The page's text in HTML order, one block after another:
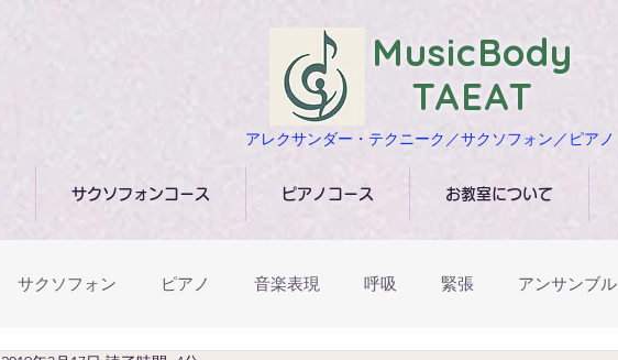
​MusicBody
TAEAT
​アレクサンダー・テクニーク／サクソフォン／ピアノ
サクソフォンコース ピアノコース お教室について
サクソフォン ピアノ 音楽表現 呼吸 緊張 アンサンブル